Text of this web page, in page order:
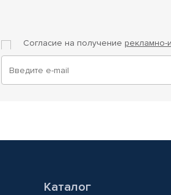
Согласие на получение рекламно-
Каталог